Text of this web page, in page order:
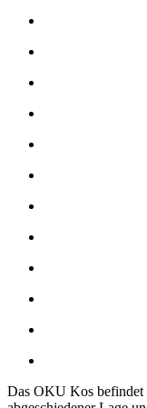
Das OKU Kos befindet